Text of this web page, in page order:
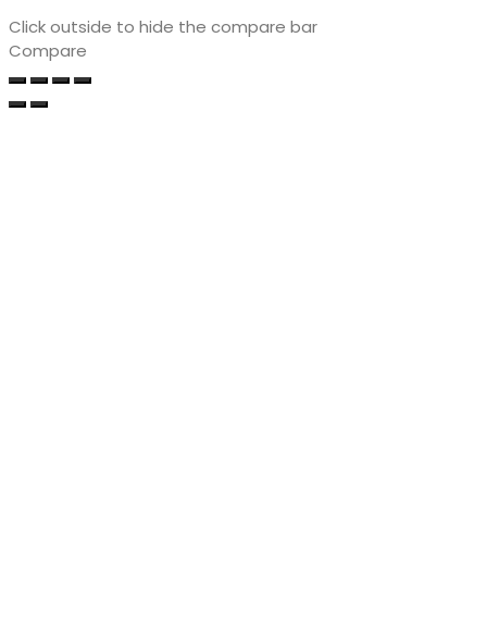
Click outside to hide the compare bar
Compare